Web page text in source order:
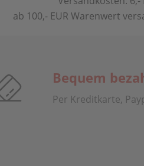
ab 100,- EUR Warenwert
Bequem
Per Kreditkarte,